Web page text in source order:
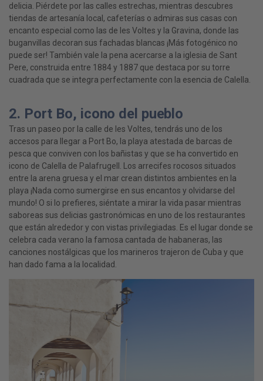
delicia. Piérdete por las calles estrechas, mientras descubres
tiendas de artesanía local, cafeterías o admiras sus casas con
encanto especial como las de les Voltes y la Gravina, donde las
buganvillas decoran sus fachadas blancas ¡Más fotogénico no
puede ser! También vale la pena acercarse a la iglesia de Sant
Pere, construida entre 1884 y 1887 que destaca por su torre
cuadrada que se integra perfectamente con la esencia de Calella.
2. Port Bo, icono del pueblo
Tras un paseo por la calle de les Voltes, tendrás uno de los
accesos para llegar a Port Bo, la playa atestada de barcas de
pesca que conviven con los bañistas y que se ha convertido en
icono de Calella de Palafrugell. Los arrecifes rocosos situados
entre la arena gruesa y el mar crean distintos ambientes en la
playa ¡Nada como sumergirse en sus encantos y olvidarse del
mundo! O si lo prefieres, siéntate a mirar la vida pasar mientras
saboreas sus delicias gastronómicas en uno de los restaurantes
que están alrededor y con vistas privilegiadas. Es el lugar donde se
celebra cada verano la famosa cantada de habaneras, las
canciones nostálgicas que los marineros trajeron de Cuba y que
han dado fama a la localidad.